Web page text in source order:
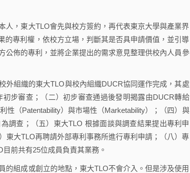
，東大TLO會先與校方簽約，再代表東京大學與產業界
專利權，依校方立場，判斷其是否具申請價值，並引導
佈的專利，並將企業提出的需求意見整理供校內人員參
組織的東大TLO與校內組織DUCR協同運作完成，其處
步審查；（二）初步審查通過後發明揭露由DUCR轉給
性（Patentability）與市場性（Marketability）；（四）與
調查；（五）東大TLO 根據面談與調查結果提出專利申
東大TLO再聘請外部專利事務所進行專利申請；（八）專
目前共有25位成員負責其業務。
組成或創立的地點，東大TLO不會介入。但是涉及使用